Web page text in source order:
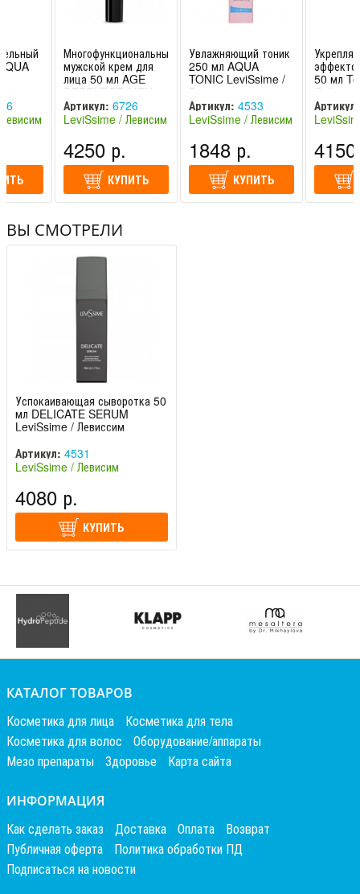
Многофункциональный
мужской крем для
лица 50 мл AGE
DEFENDER MEN
LeviSsime /
Левиссим
Артикул: 6726
LeviSsime / Левисим
4250 р.
КУПИТЬ
Увлажняющий тоник
250 мл AQUA
TONIC LeviSsime /
Левиссим
Артикул: 4533
LeviSsime / Левисим
1848 р.
КУПИТЬ
50 мл
Артикул:
ВЫ СМОТРЕЛИ
Успокаивающая сыворотка 50
мл DELICATE SERUM
LeviSsime / Левиссим
Артикул: 4531
LeviSsime / Левисим
4080 р.
КУПИТЬ
КАТАЛОГ ТОВАРОВ
Косметика для лица
Косметика для тела
Косметика для волос
Оборудование/аппараты
Мезо препараты
Здоровье Карта сайта
ИНФОРМАЦИЯ
Как сделать заказ Доставка Оплата
Возврат
Публичная оферта
Политика обработки ПД
Подписаться на новости